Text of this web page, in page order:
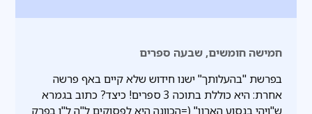
חמישה חומשים, שבעה ספרים
בפרשת "בהעלותך" ישנו חידוש שלא קיים באף פרשה
אחרת: היא כוללת בתוכה 3 ספרים! כיצד? כתוב בגמרא
ש"ויהי בנסוע הארון" (=הכוונה היא לפסוקים ל"ה ל"ו בפרק